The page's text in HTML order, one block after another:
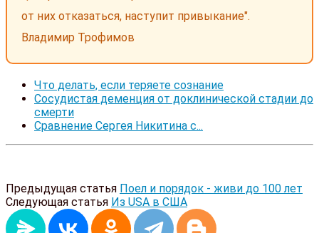
от них отказаться, наступит привыкание".
Владимир Трофимов
Что делать, если теряете сознание
Сосудистая деменция от доклинической стадии до
смерти
Сравнение Сергея Никитина с...
Предыдущая статья Поел и порядок - живи до 100 лет
Следующая статья Из USA в США